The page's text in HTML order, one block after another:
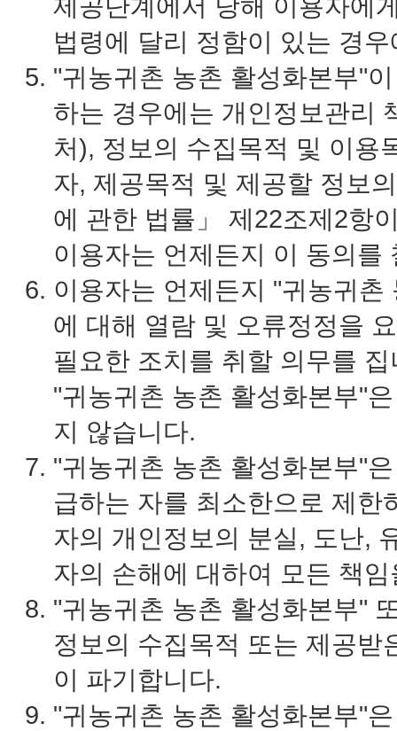
법령에 달리 정함이 있는 경
"귀농귀촌 농촌 활성화본부"
하는 경우에는 개인정보관리
처), 정보의 수집목적 및 이용
자, 제공목적 및 제공할 정보
에 관한 법률」 제22조제2항
이용자는 언제든지 이 동의를
이용자는 언제든지 "귀농귀
에 대해 열람 및 오류정정을
필요한 조치를 취할 의무를
"귀농귀촌 농촌 활성화본부"
지 않습니다.
"귀농귀촌 농촌 활성화본부"
급하는 자를 최소한으로 제
자의 개인정보의 분실, 도난,
자의 손해에 대하여 모든 책
"귀농귀촌 농촌 활성화본부"
정보의 수집목적 또는 제공
이 파기합니다.
"귀농귀촌 농촌 활성화본부"